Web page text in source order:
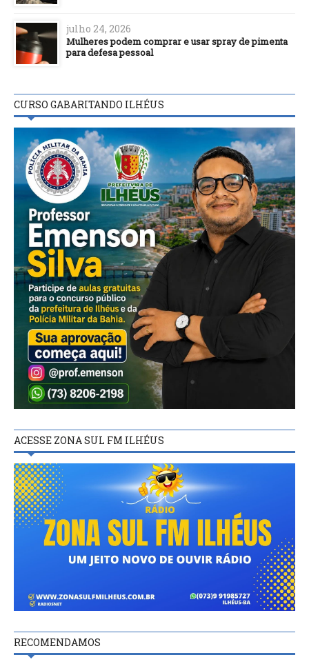
julho 24, 2026
Mulheres podem comprar e usar spray de pimenta
para defesa pessoal
CURSO GABARITANDO ILHÉUS
ACESSE ZONA SUL FM ILHÉUS
RECOMENDAMOS